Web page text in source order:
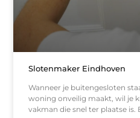
Slotenmaker Eindhoven
Wanneer je buitengesloten
woning onveilig maakt, wil je
vakman die snel ter plaatse is.